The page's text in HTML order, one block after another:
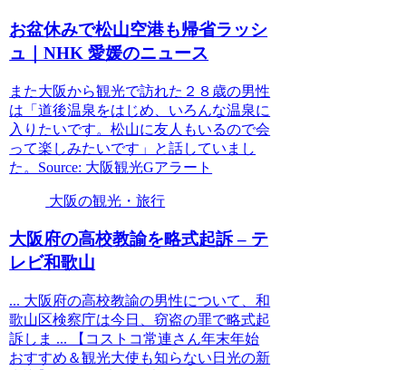
お盆休みで松山空港も帰省ラッシ
ュ｜NHK 愛媛のニュース
また大阪から観光で訪れた２８歳の男性
は「道後温泉をはじめ、いろんな温泉に
入りたいです。松山に友人もいるので会
って楽しみたいです」と話していまし
た。Source: 大阪観光Gアラート
大阪の観光・旅行
大阪府の高校教諭を略式起訴 – テ
レビ和歌山
... 大阪府の高校教諭の男性について、和
歌山区検察庁は今日、窃盗の罪で略式起
訴しま ... 【コストコ常連さん年末年始
おすすめ＆観光大使も知らない日光の新